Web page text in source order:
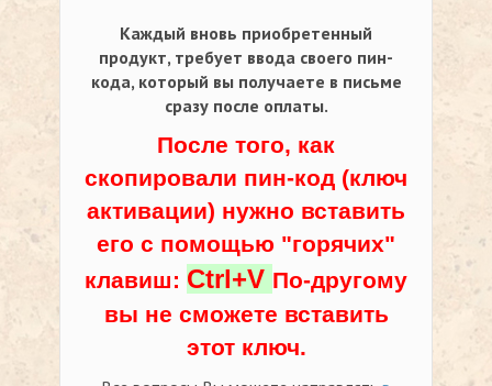
Каждый вновь приобретенный
продукт, требует ввода своего пин-
кода, который вы получаете в письме
сразу после оплаты.
После того, как
скопировали пин-код (ключ
активации) нужно вставить
его с помощью "горячих"
клавиш: Ctrl+V По-другому
вы не сможете вставить
этот ключ.